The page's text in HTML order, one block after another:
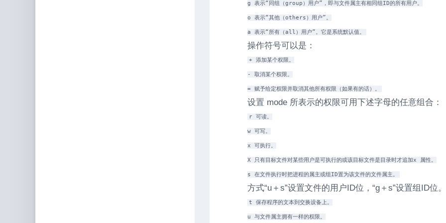
g 表示“同组（group）用户”，即与文件属主有相同组ID的所有用户。
o 表示“其他（others）用户”。
a 表示“所有（all）用户”。它是系统默认值。
操作符号可以是：
+ 添加某个权限。
- 取消某个权限。
= 赋予给定权限并取消其他所有权限（如果有的话）。
设置 mode 所表示的权限可用下述字母的任意组合：
r 可读。
w 可写。
x 可执行。
X 只有目标文件对某些用户是可执行的或该目标文件是目录时才追加x 属性。
s 在文件执行时把进程的属主或组ID置为该文件的文件属主。
方式“u＋s”设置文件的用户ID位，“g＋s”设置组ID位。
t 保存程序的文本到交换设备上。
u 与文件属主拥有一样的权限。